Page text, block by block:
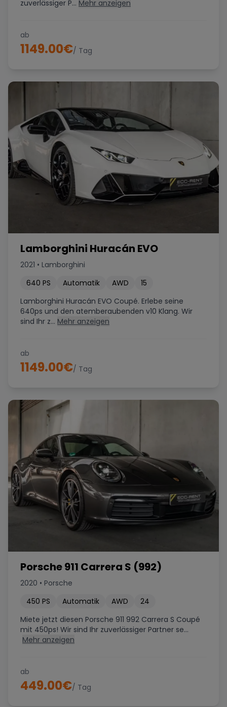
zuverlässiger P... Mehr anzeigen
ab
1149.00€/ Tag
Lamborghini Huracán EVO
2021 • Lamborghini
640 PS Automatik AWD
15
Lamborghini Huracán EVO Coupé. Erlebe seine
640ps und den atemberaubenden v10 Klang. Wir
sind Ihr z... Mehr anzeigen
ab
1149.00€/ Tag
Porsche 911 Carrera S (992)
2020 • Porsche
450 PS Automatik AWD
24
Miete jetzt diesen Porsche 911 992 Carrera S Coupé
mit 450ps! Wir sind Ihr zuverlässiger Partner se...
Mehr anzeigen
ab
449.00€/ Tag